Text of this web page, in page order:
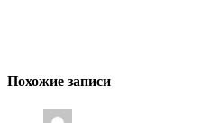
Похожие записи